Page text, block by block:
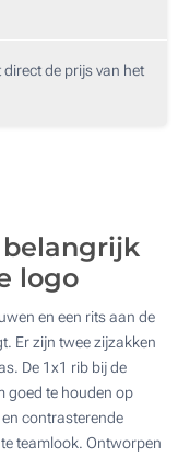
de prijs van het
logo
en een rits aan de
Er zijn twee zijzakken
De 1x1 rib bij de
goed te houden op
contrasterende
teamlook. Ontworpen